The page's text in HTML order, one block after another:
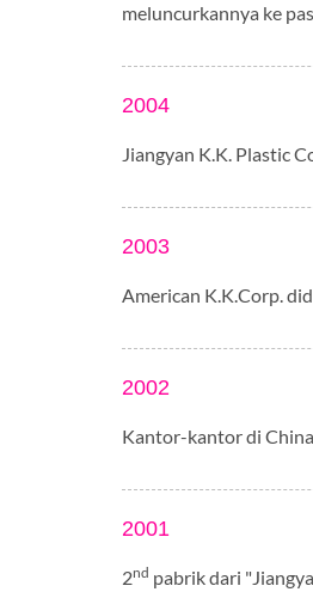
meluncurkannya ke
2004
Jiangyan K.K. Plastic
2003
American K.K.Corp.
2002
Kantor-kantor di
2001
2nd pabrik dari